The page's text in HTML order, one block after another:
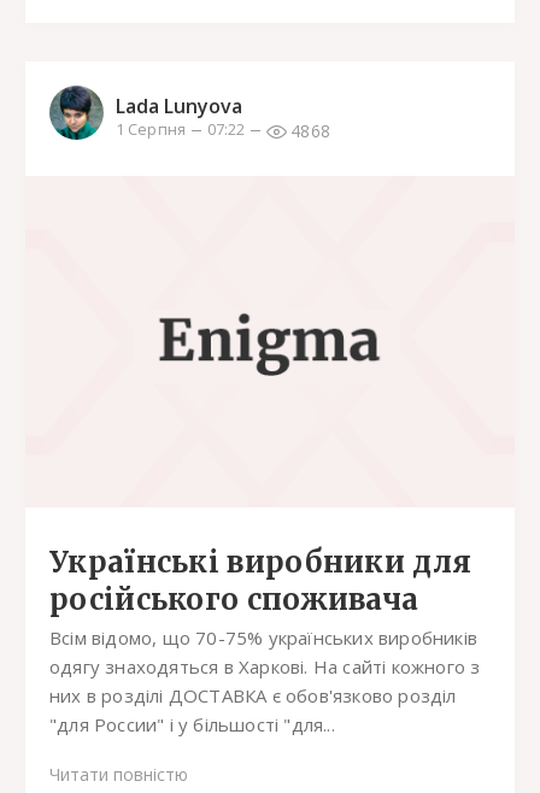
Lada Lunyova
1 Серпня 07:22 4868
Українські виробники для
російського споживача
Всім відомо, що 70-75% українських виробників
одягу знаходяться в Харкові. На сайті кожного з
них в розділі ДОСТАВКА є обов'язково розділ
"для России" і у більшості "для...
Читати повністю